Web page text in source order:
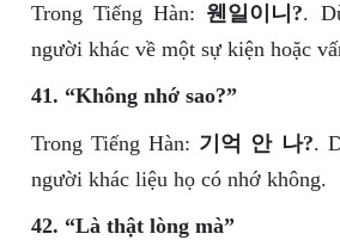
Trong Tiếng Hàn: 웬일이니?.
người khác về một sự kiện hoặc
41. “Không nhớ sao?”
Trong Tiếng Hàn: 기억 안 나?.
người khác liệu họ có nhớ không.
42. “Là thật lòng mà”